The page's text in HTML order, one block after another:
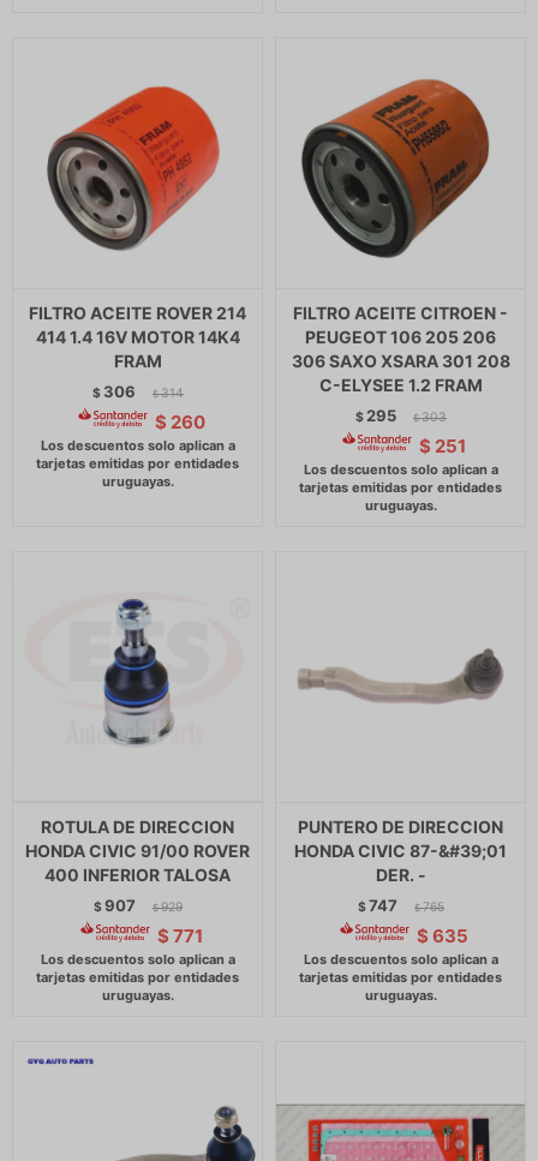
FILTRO ACEITE ROVER 214
414 1.4 16V MOTOR 14K4
FRAM
$ 306 $ 314
$ 260
FILTRO ACEITE CITROEN -
PEUGEOT 106 205 206
306 SAXO XSARA 301 208
C-ELYSEE 1.2 FRAM
$ 295 $ 303
$ 251
ROTULA DE DIRECCION
HONDA CIVIC 91/00 ROVER
400 INFERIOR TALOSA
$907 $ 929
$ 771
PUNTERO DE DIRECCION
HONDA CIVIC 87-&#39;01
DER. -
$747 $ 765
$ 635